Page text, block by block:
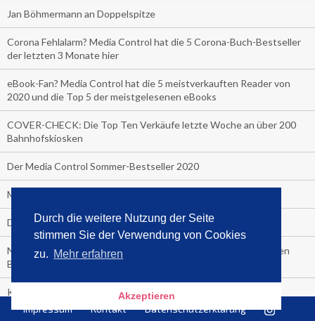
Durch die weitere Nutzung der Seite
stimmen Sie der Verwendung von Cookies
zu. Mehr erfahren
Akzeptieren
Jan Böhmermann an Doppelspitze
Corona Fehlalarm? Media Control hat die 5 Corona-Buch-Bestseller
der letzten 3 Monate hier
eBook-Fan? Media Control hat die 5 meistverkauften Reader von
2020 und die Top 5 der meistgelesenen eBooks
COVER-CHECK: Die Top Ten Verkäufe letzte Woche an über 200
Bahnhofskiosken
Der Media Control Sommer-Bestseller 2020
Media Control präsentiert den Sommerhit 2020
Die Bitch macht sich nackig aus Freude über die Nummer 1
Neu bei Media Control: Die meistverkauften Zeitschriften in den
Bahnhofshops Deutschlands!
Klaus-Peter Wolf ist Halbjahressieger 2020
Impressum Kontakt Datenschutzerklärung